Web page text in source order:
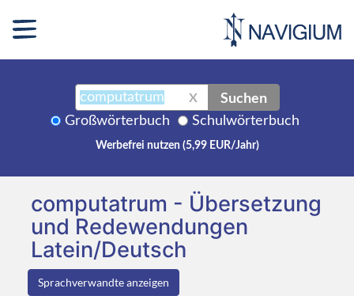
X Suchen
Großwörterbuch Schulwörterbuch
Werbefrei nutzen (5,99 EUR/Jahr)
computatrum - Übersetzung
und Redewendungen
Latein/Deutsch
Sprachverwandte anzeigen